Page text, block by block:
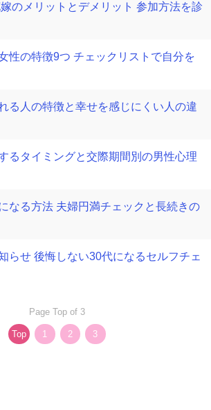
のメリットとデメリット 参加方法を診
性の特徴9つ チェックリストで自分を
る人の特徴と幸せを感じにくい人の違
るタイミングと交際期間別の男性心理
なる方法 夫婦円満チェックと長続きの
らせ 後悔しない30代になるセルフチェ
Page Top of 3
Top 1 2 3